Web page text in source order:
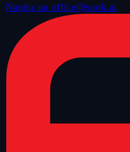
Napisz na office@snok.ai